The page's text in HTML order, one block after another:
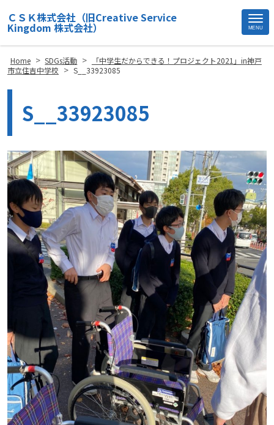
ＣＳＫ株式会社（旧Creative Service
Kingdom 株式会社） MENU
Home > SDGs活動 >
「中学生だからできる！プロジェクト2021」in神戸
市立住吉中学校 > S__33923085
S__33923085
Site
Footer